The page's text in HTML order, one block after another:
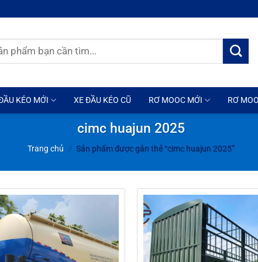
KÉO MỚI XE ĐẦU KÉO CŨ RƠ MOOC MỚI RƠ
cimc huajun 2025
Trang chủ / Sản phẩm được gắn thẻ “cimc huajun 2025”